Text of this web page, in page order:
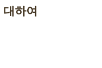
대하여